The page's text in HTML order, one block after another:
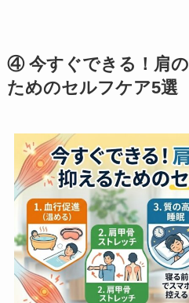
④ 今すぐできる！肩
ためのセルフケア5選